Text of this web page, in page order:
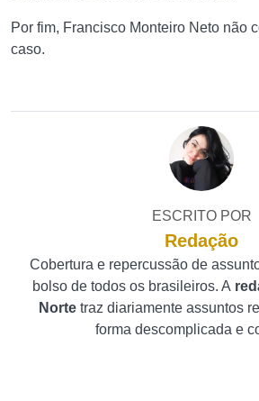
Por fim, Francisco Monteiro Neto não
caso.
ESCRITO POR
Redação
Cobertura e repercussão de
bolso de todos os brasileiros. A
Norte traz diariamente assuntos
forma descomplicada e